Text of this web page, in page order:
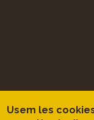
Usem les